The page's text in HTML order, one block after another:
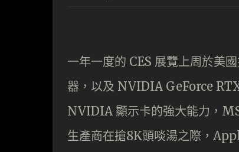
一年一度的 CES 展覽上周於美
器，以及 NVIDIA GeForce
NVIDIA 顯示卡的強大能力，
生產商在搶8K頭啖湯之際，